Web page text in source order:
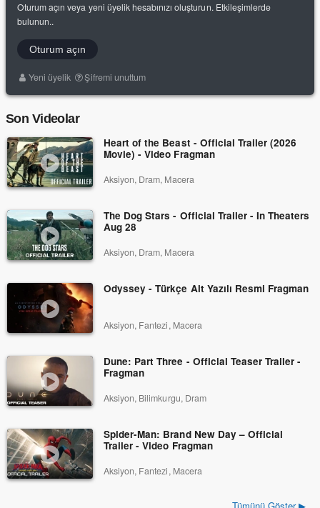
Oturum açın veya yeni üyelik hesabınızı oluşturun. Etkileşimlerde
bulunun..
Oturum açın
Yeni üyelik Şifremi unuttum
Son Videolar
Heart of the Beast - Official Trailer (2026
Movie) - Video Fragman
Aksiyon, Dram, Macera
The Dog Stars - Official Trailer - In Theaters
Aug 28
Aksiyon, Dram, Macera
Odyssey - Türkçe Alt Yazılı Resmi Fragman
Aksiyon, Fantezi, Macera
Dune: Part Three - Official Teaser Trailer -
Fragman
Aksiyon, Bilimkurgu, Dram
Spider-Man: Brand New Day – Official
Trailer - Video Fragman
Aksiyon, Fantezi, Macera